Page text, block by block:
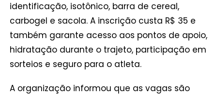
identificação, isotônico, barra de cereal,
carbogel e sacola. A inscrição custa R$ 35 e
também garante acesso aos pontos de apoio,
hidratação durante o trajeto, participação em
sorteios e seguro para o atleta.
A organização informou que as vagas são